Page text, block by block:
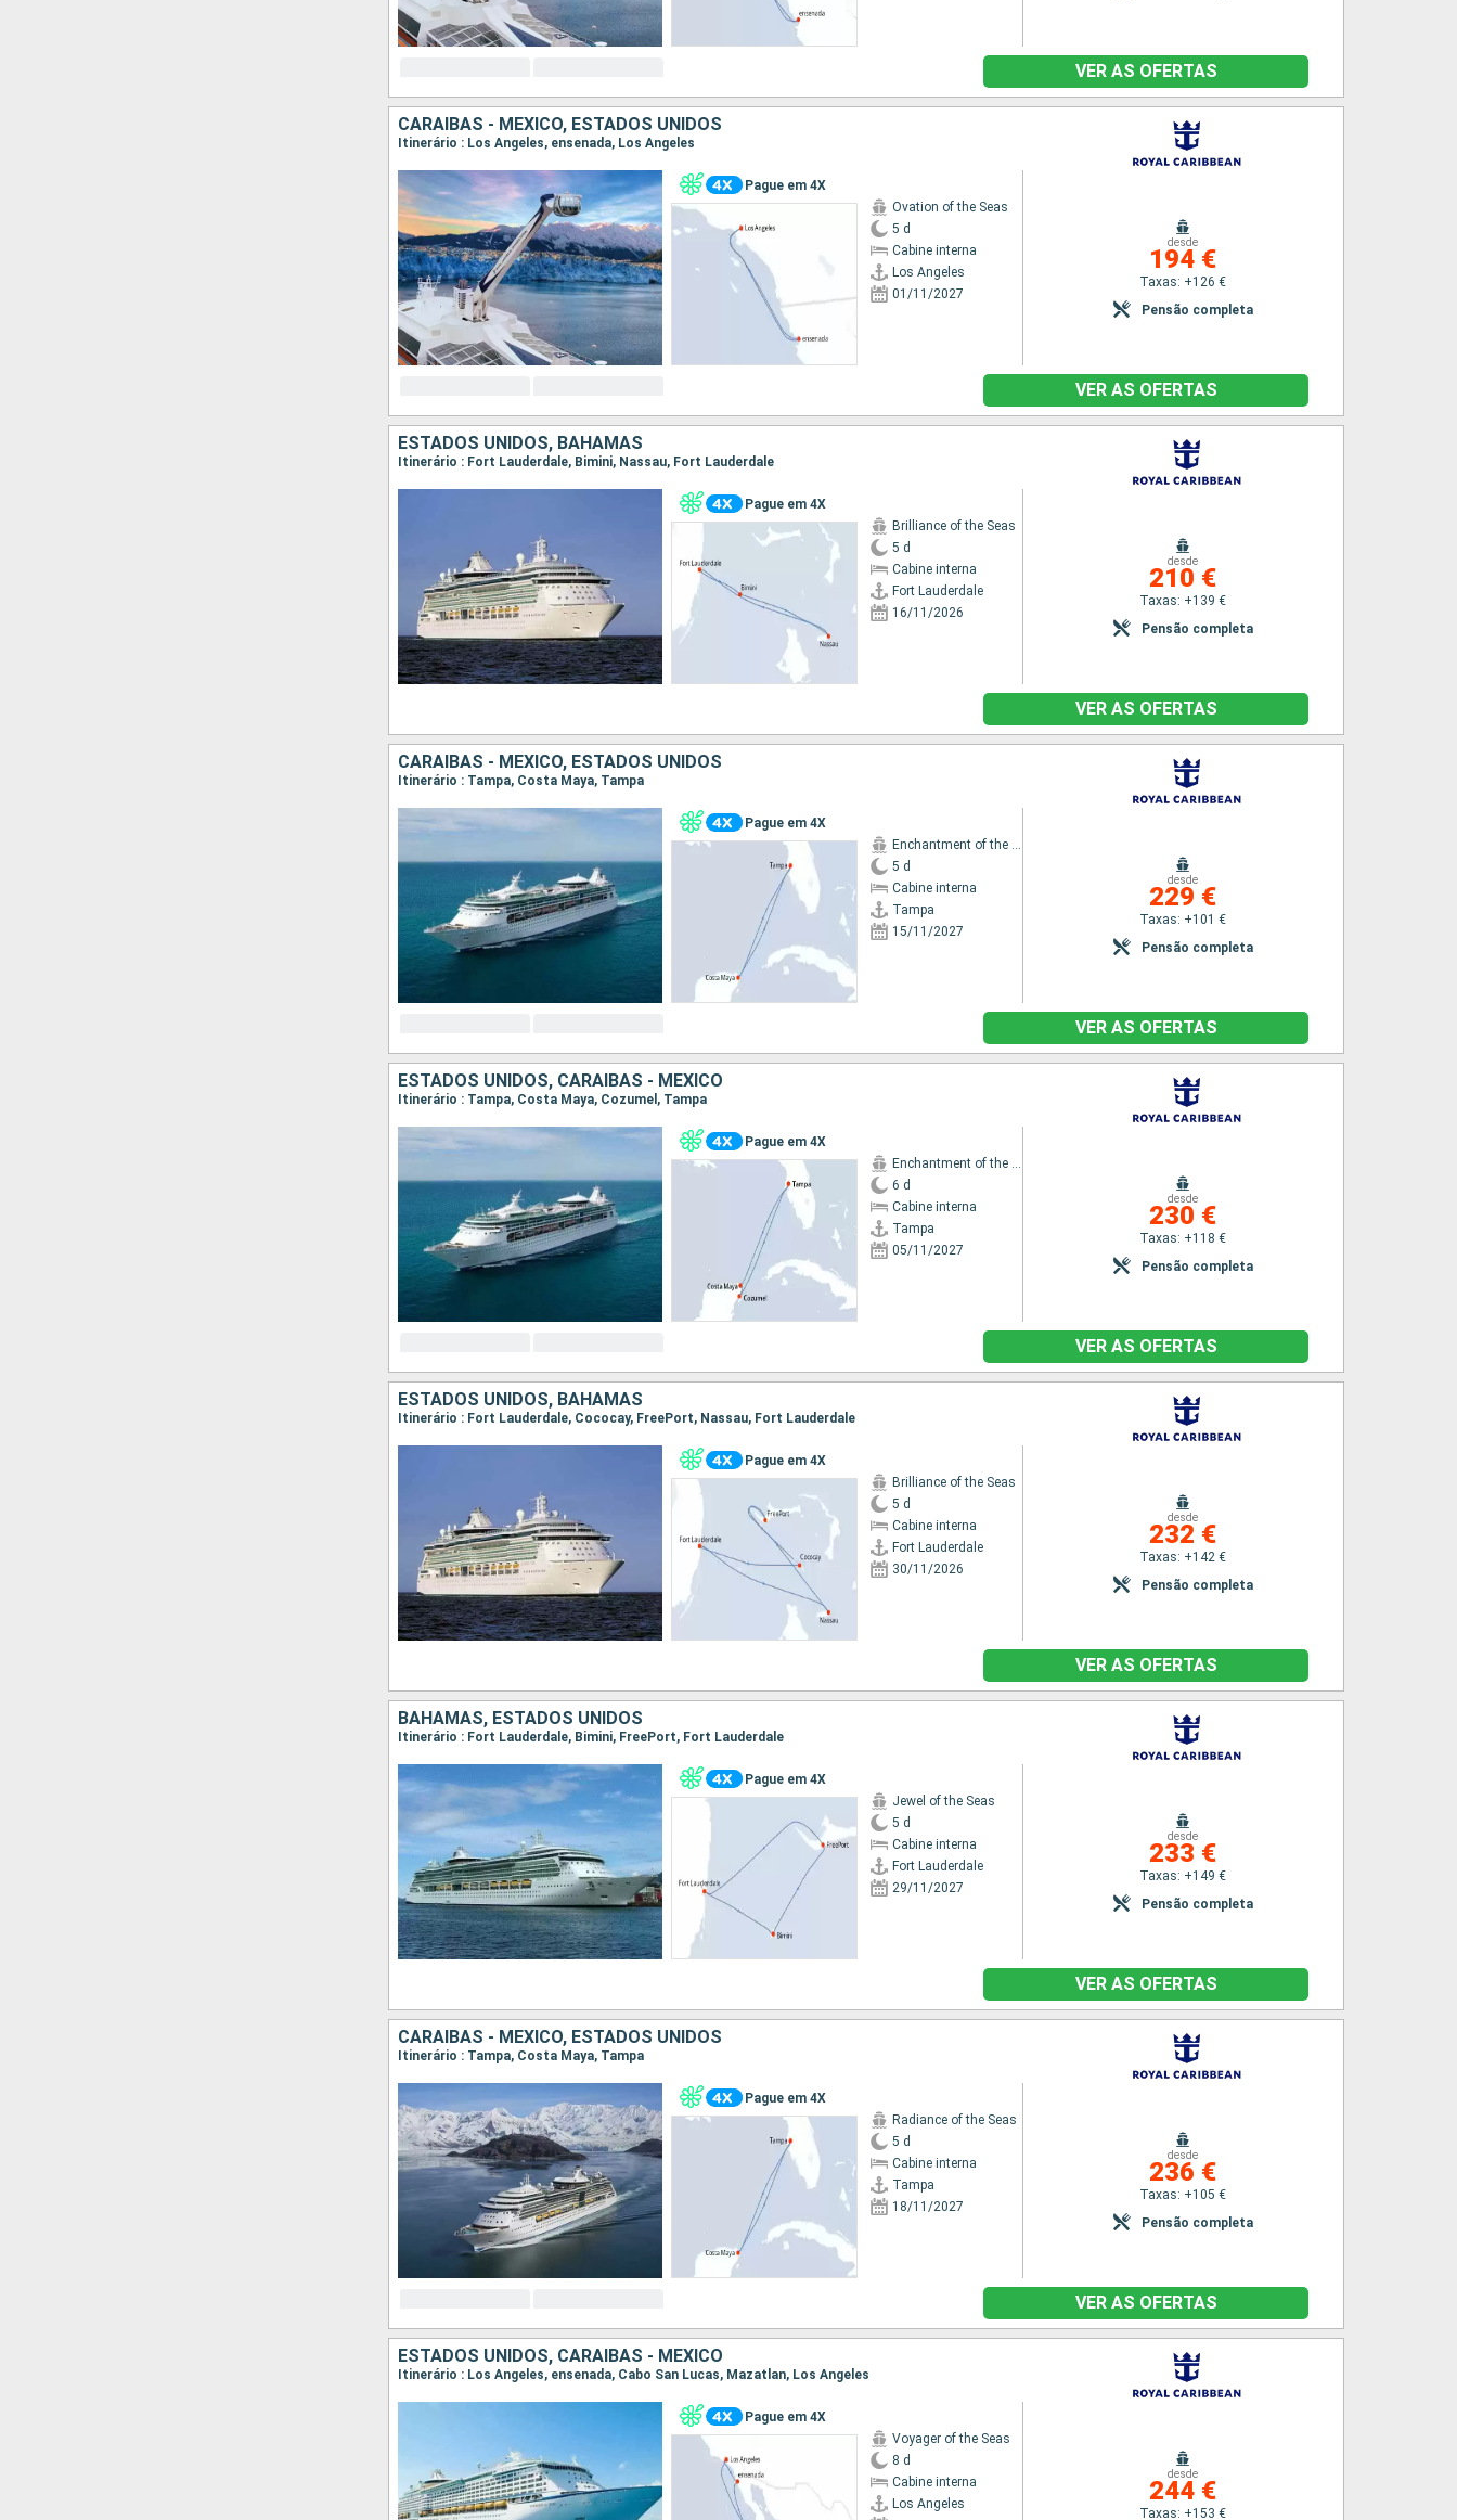
VER AS OFERTAS
CARAIBAS - MEXICO, ESTADOS UNIDOS
Itinerário : Los Angeles, ensenada, Los Angeles
Pague em 4X
Ovation of the Seas
5 d
Cabine interna
Los Angeles
01/11/2027
desde
194 €
Taxas: +126 €
Pensão completa
VER AS OFERTAS
ESTADOS UNIDOS, BAHAMAS
Itinerário : Fort Lauderdale, Bimini, Nassau, Fort Lauderdale
Pague em 4X
Brilliance of the Seas
5 d
Cabine interna
Fort Lauderdale
16/11/2026
desde
210 €
Taxas: +139 €
Pensão completa
VER AS OFERTAS
CARAIBAS - MEXICO, ESTADOS UNIDOS
Itinerário : Tampa, Costa Maya, Tampa
Pague em 4X
Enchantment of the Seas
5 d
Cabine interna
Tampa
15/11/2027
desde
229 €
Taxas: +101 €
Pensão completa
VER AS OFERTAS
ESTADOS UNIDOS, CARAIBAS - MEXICO
Itinerário : Tampa, Costa Maya, Cozumel, Tampa
Pague em 4X
Enchantment of the Seas
6 d
Cabine interna
Tampa
05/11/2027
desde
230 €
Taxas: +118 €
Pensão completa
VER AS OFERTAS
ESTADOS UNIDOS, BAHAMAS
Itinerário : Fort Lauderdale, Cococay, FreePort, Nassau, Fort Lauderdale
Pague em 4X
Brilliance of the Seas
5 d
Cabine interna
Fort Lauderdale
30/11/2026
desde
232 €
Taxas: +142 €
Pensão completa
VER AS OFERTAS
BAHAMAS, ESTADOS UNIDOS
Itinerário : Fort Lauderdale, Bimini, FreePort, Fort Lauderdale
Pague em 4X
Jewel of the Seas
5 d
Cabine interna
Fort Lauderdale
29/11/2027
desde
233 €
Taxas: +149 €
Pensão completa
VER AS OFERTAS
CARAIBAS - MEXICO, ESTADOS UNIDOS
Itinerário : Tampa, Costa Maya, Tampa
Pague em 4X
Radiance of the Seas
5 d
Cabine interna
Tampa
18/11/2027
desde
236 €
Taxas: +105 €
Pensão completa
VER AS OFERTAS
ESTADOS UNIDOS, CARAIBAS - MEXICO
Itinerário : Los Angeles, ensenada, Cabo San Lucas, Mazatlan, Los Angeles
Pague em 4X
Voyager of the Seas
8 d
Cabine interna
Los Angeles
desde
244 €
Taxas: +153 €